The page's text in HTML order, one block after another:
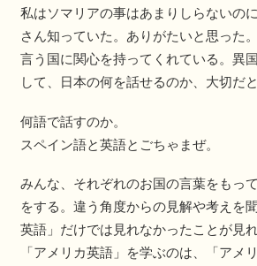
私はソマリアの事はあまりしらないの
さん知っていた。ありがたいと思った
言う国に関心を持ってくれている。異
して、日本の何を話せるのか、大切だと
何語で話すのか。
スペイン語と英語とごちゃまぜ。
みんな、それぞれのお国の言葉をもっ
をする。違う角度からの見解や考えを
英語」だけでは見れなかったことが見
「アメリカ英語」を学ぶのは、「アメ